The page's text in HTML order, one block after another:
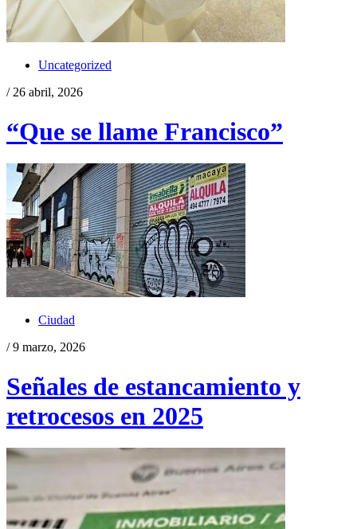
Uncategorized
/ 26 abril, 2026
“Que se llame Francisco”
Ciudad
/ 9 marzo, 2026
Señales de estancamiento y
retrocesos en 2025